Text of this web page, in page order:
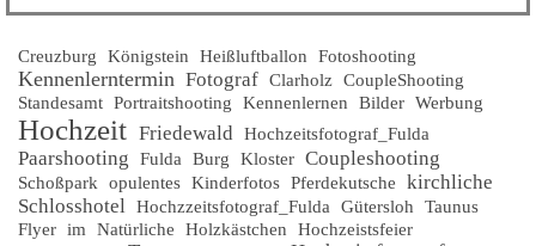
Creuzburg Königstein Heißluftballon Fotoshooting
Kennenlerntermin Fotograf Clarholz CoupleShooting
Standesamt Portraitshooting Kennenlernen Bilder Werbung
Hochzeit Friedewald Hochzeitsfotograf_Fulda
Paarshooting Fulda Burg Kloster Coupleshooting
Schoßpark opulentes Kinderfotos Pferdekutsche kirchliche
Schlosshotel Hochzzeitsfotograf_Fulda Gütersloh Taunus
Flyer im Natürliche Holzkästchen Hochzeistsfeier